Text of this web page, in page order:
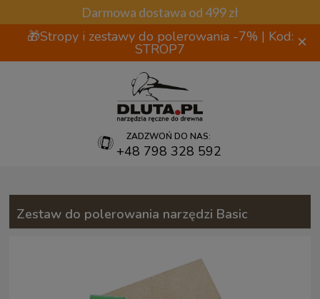
Darmowa dostawa od 499 zł
🎁Stropy i zestawy do polerowania -7% | Kod:
STROP7 ×
ZADZWOŃ DO NAS:
+48 798 328 592
Zestaw do polerowania narzędzi Basic